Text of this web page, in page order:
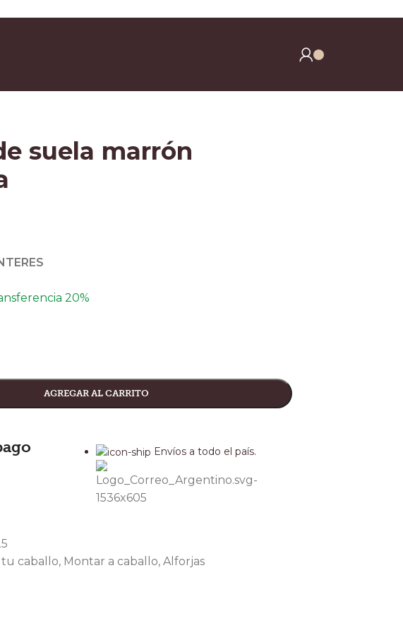
en herraduras y clavos)
suela marrón
20%
AGREGAR AL CARRITO
Envíos a todo el país.
tu caballo, Montar a caballo, Alforjas